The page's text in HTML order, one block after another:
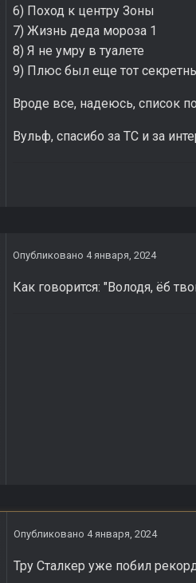
6) Поход к центру Зоны
7) Жизнь деда мороза 1
8) Я не умру в туалете
9) Плюс был еще тот
Вроде все, надеюсь, список
Вульф, спасибо за ТС и за
Опубликовано 4 января, 2024
Как говорится: "Володя, ёб
Опубликовано 4 января, 2024
Тру Сталкер уже побил